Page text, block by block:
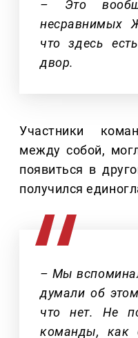
– Это
несравнимых
что здесь
двор.
Участники
между собой,
появиться в
получился
– Мы
думали об
что нет. Не
команды, как